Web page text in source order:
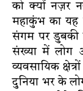
को क्यों नज़र
महाकुंभ का यह
संगम पर डुबकी
संख्या में लोग
व्यवसायिक
दुनिया भर के